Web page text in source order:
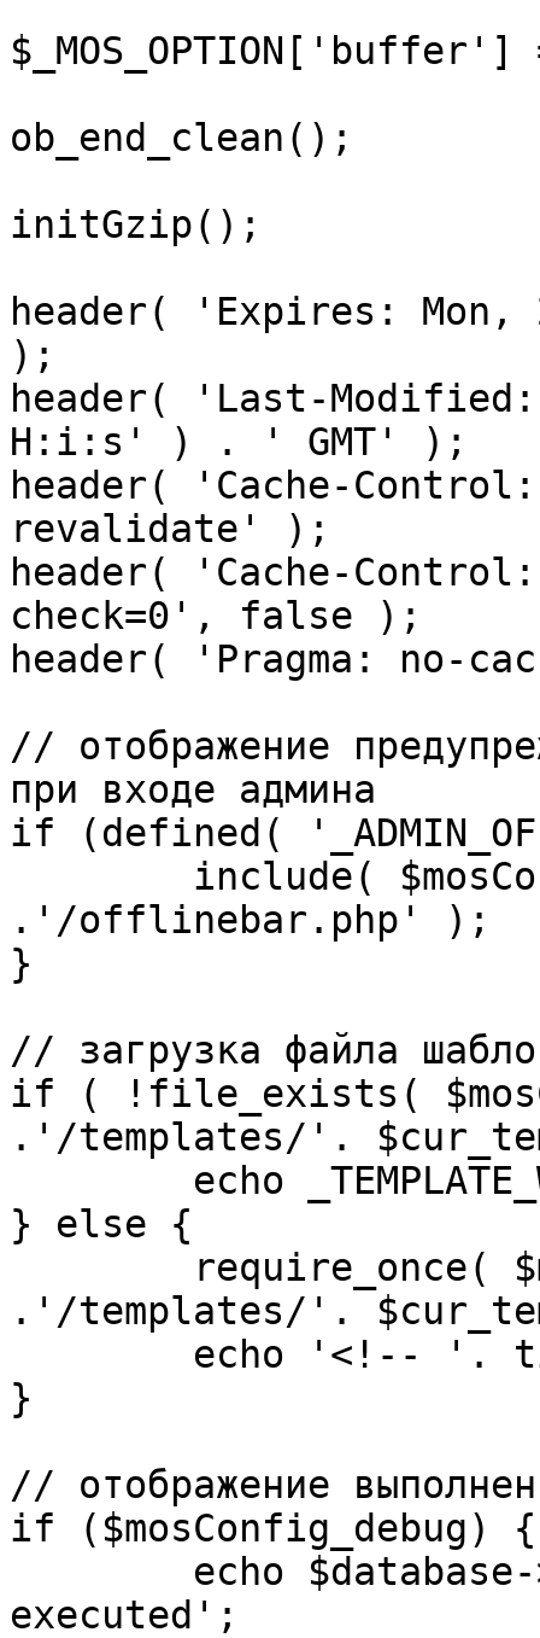
ob_end_clean();
initGzip();
header( 'Expires: Mon,
);
header( 'Last-
H:i:s' ) . ' GMT' );
header( 'Cache-
revalidate' );
header( 'Cache-
check=0', false );
header( 'Pragma: no-
// отображение
при входе админа
if (defined(
.'/offlinebar.php' );
}
// загрузка файла
if ( !file_exists(
.'/templates/'.
} else {
.'/templates/'.
}
// отображение
if ($mosConfig_debug) {
executed';